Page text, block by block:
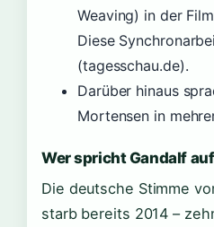
Weaving) in der
Diese
(tagesschau.de).
Darüber hinaus
Mortensen in
Wer spricht Gandalf
Die deutsche Stimme
starb bereits 2014 –